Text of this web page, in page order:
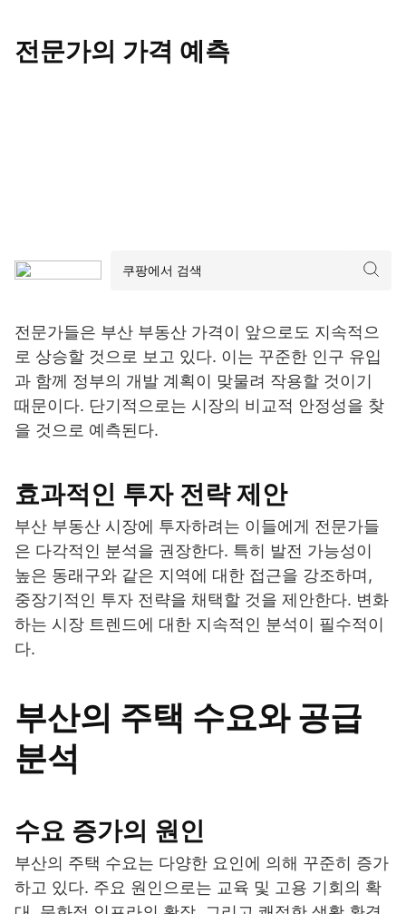
전문가의 가격 예측
전문가들은 부산 부동산 가격이 앞으로도 지속적으
로 상승할 것으로 보고 있다. 이는 꾸준한 인구 유입
과 함께 정부의 개발 계획이 맞물려 작용할 것이기
때문이다. 단기적으로는 시장의 비교적 안정성을 찾
을 것으로 예측된다.
효과적인 투자 전략 제안
부산 부동산 시장에 투자하려는 이들에게 전문가들
은 다각적인 분석을 권장한다. 특히 발전 가능성이
높은 동래구와 같은 지역에 대한 접근을 강조하며,
중장기적인 투자 전략을 채택할 것을 제안한다. 변화
하는 시장 트렌드에 대한 지속적인 분석이 필수적이
다.
부산의 주택 수요와 공급
분석
수요 증가의 원인
부산의 주택 수요는 다양한 요인에 의해 꾸준히 증가
하고 있다. 주요 원인으로는 교육 및 고용 기회의 확